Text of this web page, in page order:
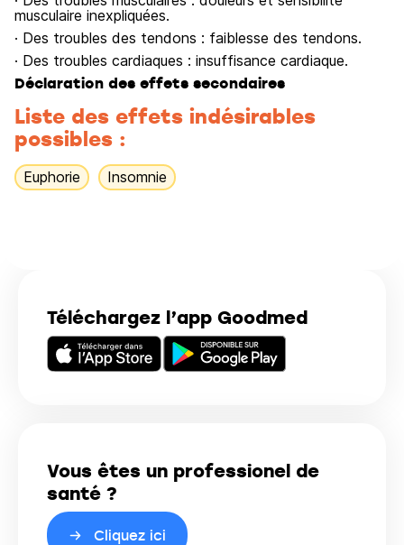
Téléchargez l’app Goodmed
Vous êtes un professionel de
santé ?
Cliquez ici
musculaire inexpliquées.
· Des troubles des tendons : faiblesse des tendons.
· Des troubles cardiaques : insuffisance cardiaque.
Déclaration des effets secondaires
Liste des effets indésirables
possibles :
Euphorie Insomnie